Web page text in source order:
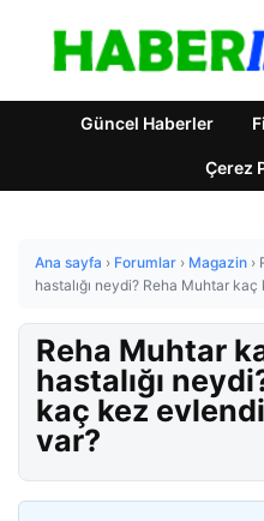
Güncel Haberler
Çerez
Ana sayfa › Forumlar › Magazin ›
hastalığı neydi? Reha Muhtar
Reha Muhtar
hastalığı
kaç kez
var?